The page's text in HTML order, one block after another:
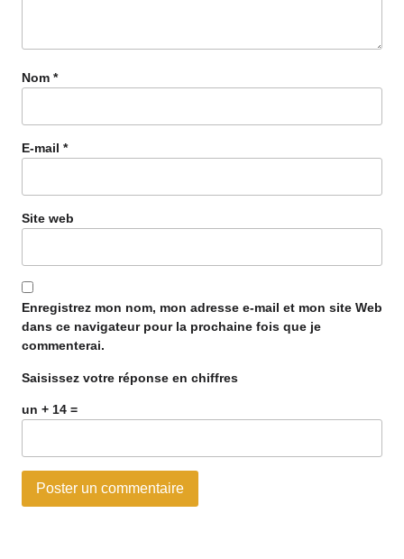
Nom *
E-mail *
Site web
Enregistrez mon nom, mon adresse e-mail et mon site Web
dans ce navigateur pour la prochaine fois que je
commenterai.
Saisissez votre réponse en chiffres
un + 14 =